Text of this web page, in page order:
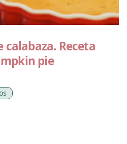
calabaza. Receta
pie